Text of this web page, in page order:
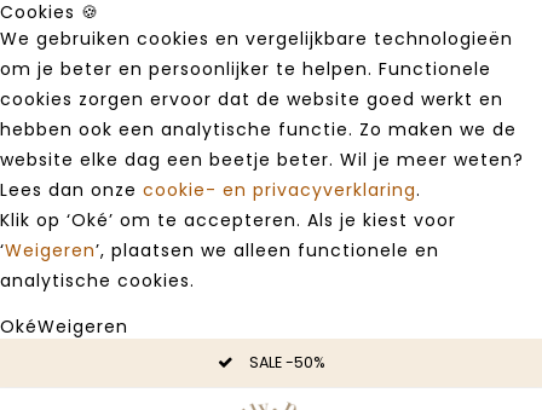
Cookies 🍪
We gebruiken cookies en vergelijkbare technologieën
om je beter en persoonlijker te helpen. Functionele
cookies zorgen ervoor dat de website goed werkt en
hebben ook een analytische functie. Zo maken we de
website elke dag een beetje beter. Wil je meer weten?
Lees dan onze cookie- en privacyverklaring.
Klik op ‘Oké’ om te accepteren. Als je kiest voor
‘Weigeren’, plaatsen we alleen functionele en
analytische cookies.
OkéWeigeren
SALE -50%